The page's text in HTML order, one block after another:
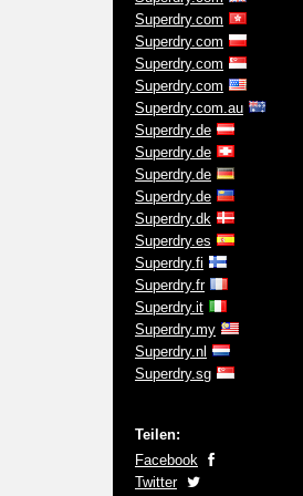
Superdry.com
Superdry.com
Superdry.com
Superdry.com
Superdry.com.au
Superdry.de
Superdry.de
Superdry.de
Superdry.de
Superdry.dk
Superdry.es
Superdry.fi
Superdry.fr
Superdry.it
Superdry.my
Superdry.nl
Superdry.sg
Teilen:
Facebook
Twitter